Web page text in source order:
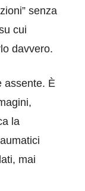
senza
cui
davvero.
assente. È
la
mai